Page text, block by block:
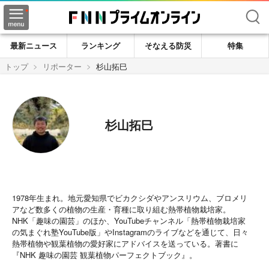
検索
最新ニュース ランキング そなえる防災
特集
トップ
リポーター 杉山拓巳
杉山拓巳
1978年生まれ。地元愛知県でビカクシダやアンスリウム、ブロメリ
アなど数多くの植物の生産・育種に取り組む熱帯植物栽培家。
NHK「趣味の園芸」のほか、YouTubeチャンネル「熱帯植物栽培家
の気まぐれ塾YouTube版」やInstagramのライブなどを通じて、日々
熱帯植物や観葉植物の愛好家にアドバイスを送っている。著書に
『NHK 趣味の園芸 観葉植物パーフェクトブック』。